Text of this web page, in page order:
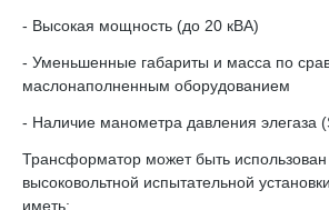
- Высокая мощность (до 20 кВА)
- Уменьшенные габариты и масса по
маслонаполненным оборудованием
- Наличие манометра давления элегаза
Трансформатор может быть использован
высоковольтной испытательной
иметь: